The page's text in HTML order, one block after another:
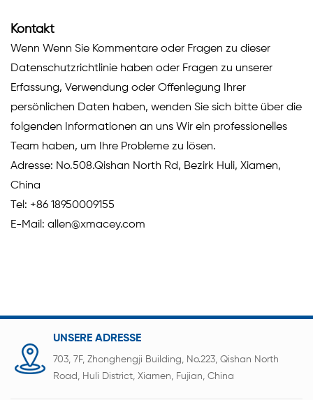
Kontakt
Wenn Wenn Sie Kommentare oder Fragen zu dieser
Datenschutzrichtlinie haben oder Fragen zu unserer
Erfassung, Verwendung oder Offenlegung Ihrer
persönlichen Daten haben, wenden Sie sich bitte über die
folgenden Informationen an uns Wir ein professionelles
Team haben, um Ihre Probleme zu lösen.
Adresse: No.508.Qishan North Rd, Bezirk Huli, Xiamen,
China
Tel: +86 18950009155
E-Mail: allen@xmacey.com
UNSERE ADRESSE
703, 7F, Zhonghengji Building, No.223, Qishan North
Road, Huli District, Xiamen, Fujian, China